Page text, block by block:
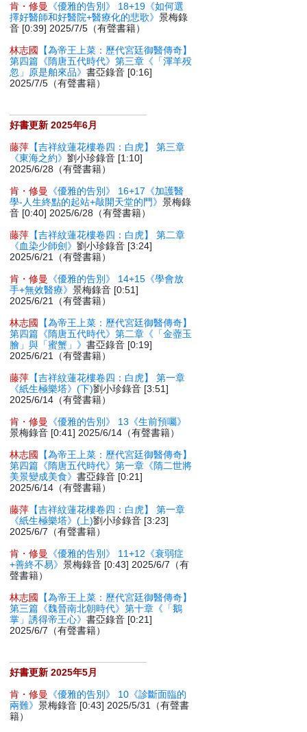
肯・修曼
《優雅的告別》 18+19《如何選
擇好醫師和好醫院+醫療化的悲歌》景梅錄
音 [0:39] 2025/7/5（有聲書籍）
林志國
【為帝王上菜：歷代宮廷御醫傳奇】
第四篇《隋唐五代時代》第三章《「渾羊殁
忽」原是舶來品》書亞錄音 [0:16]
2025/7/5（有聲書籍）
好書更新 2025年6月
藤萍 【吉祥紋蓮花樓卷四：白虎】 第三章
《東海之約》劉小珍錄音 [1:10]
2025/6/28（有聲書籍）
肯・修曼
《優雅的告別》 16+17《加護醫
學-人生終點的起站+敲開天堂的門》景梅錄
音 [0:40] 2025/6/28（有聲書籍）
藤萍 【吉祥紋蓮花樓卷四：白虎】 第二章
《血染少師劍》劉小珍錄音 [3:24]
2025/6/21（有聲書籍）
肯・修曼
《優雅的告別》 14+15《學會放
手+無效醫療》景梅錄音 [0:51]
2025/6/21（有聲書籍）
林志國
【為帝王上菜：歷代宮廷御醫傳奇】
第四篇《隋唐五代時代》第二章《「金虀玉
膾」與「蜜蟹」》書亞錄音 [0:19]
2025/6/21（有聲書籍）
藤萍 【吉祥紋蓮花樓卷四：白虎】 第一章
《紙生極樂塔》(下)劉小珍錄音 [3:51]
2025/6/14（有聲書籍）
肯・修曼
《優雅的告別》 13《生前預囑》
景梅錄音 [0:41] 2025/6/14（有聲書籍）
林志國
【為帝王上菜：歷代宮廷御醫傳奇】
第四篇《隋唐五代時代》第一章《隋二世將
美景變成美食》書亞錄音 [0:21]
2025/6/14（有聲書籍）
藤萍 【吉祥紋蓮花樓卷四：白虎】 第一章
《紙生極樂塔》(上)劉小珍錄音 [3:23]
2025/6/7（有聲書籍）
肯・修曼
《優雅的告別》 11+12《衰弱症
+善終不易》景梅錄音 [0:43] 2025/6/7（有
聲書籍）
林志國
【為帝王上菜：歷代宮廷御醫傳奇】
第三篇《魏晉南北朝時代》第十章《「鵝
掌」誘得帝王心》書亞錄音 [0:21]
2025/6/7（有聲書籍）
好書更新 2025年5月
肯・修曼
《優雅的告別》 10《診斷面臨的
兩難》景梅錄音 [0:43] 2025/5/31（有聲書
籍）